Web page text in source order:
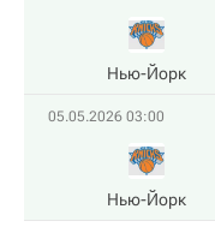
Нью-Йорк
05.05.2026 03:00
Нью-Йорк